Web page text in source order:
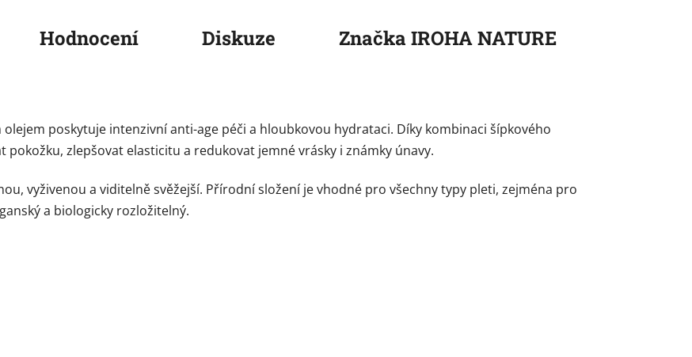
Hodnocení Diskuze Značka IROHA NATURE
poskytuje intenzivní anti-age péči a hloubkovou hydrataci. Díky kombinaci šípkového
zlepšovat elasticitu a redukovat jemné vrásky i známky únavy.
vyživenou a viditelně svěžejší. Přírodní složení je vhodné pro všechny typy pleti, zejména pro
a biologicky rozložitelný.